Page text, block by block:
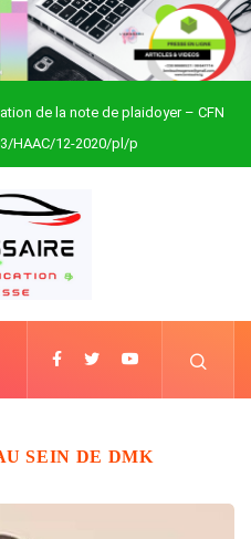
de la note de plaidoyer – CFN
Togo
HAAC/12-2020/pl/p
SEIN DE DMK